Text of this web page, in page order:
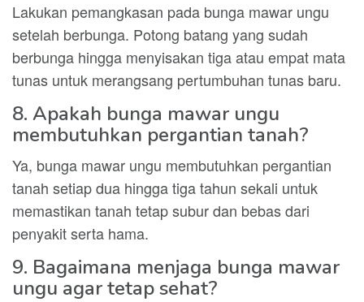
Lakukan pemangkasan pada bunga mawar ungu
setelah berbunga. Potong batang yang sudah
berbunga hingga menyisakan tiga atau empat mata
tunas untuk merangsang pertumbuhan tunas baru.
8. Apakah bunga mawar ungu
membutuhkan pergantian tanah?
Ya, bunga mawar ungu membutuhkan pergantian
tanah setiap dua hingga tiga tahun sekali untuk
memastikan tanah tetap subur dan bebas dari
penyakit serta hama.
9. Bagaimana menjaga bunga mawar
ungu agar tetap sehat?